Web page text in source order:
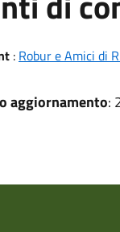
: Robur e Amici di
aggiornamento: